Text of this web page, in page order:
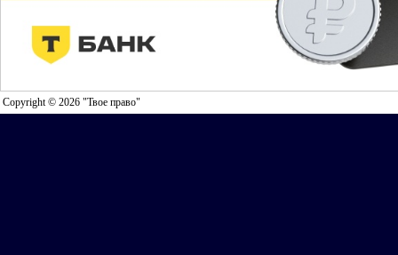
Copyright © 2026 "Твое право"